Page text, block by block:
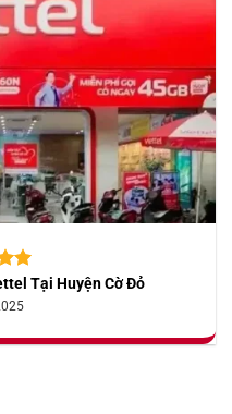
5 Tại Huyện Cờ Đỏ